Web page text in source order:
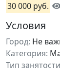
30 000 руб.
Условия
Город: Не
Категория:
Тип